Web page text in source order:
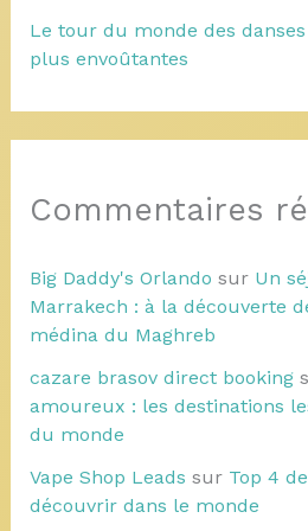
Le tour du monde des
plus envoûtantes
Commentaires
Big Daddy's Orlando sur Un
Marrakech : à la découverte
médina du Maghreb
cazare brasov direct booking
amoureux : les destinations
du monde
Vape Shop Leads sur Top 4
découvrir dans le monde